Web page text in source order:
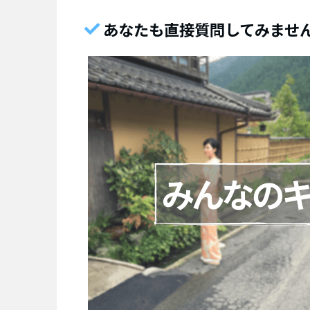
あなたも直接質問してみませ